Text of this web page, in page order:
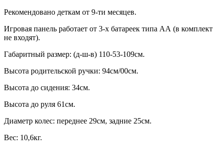
Рекомендовано деткам от 9-ти месяцев.
Игровая панель работает от 3-х батареек типа АА (в комплект
не входят).
Габаритный размер: (д-ш-в) 110-53-109см.
Высота родительской ручки: 94см/00см.
Высота до сидения: 34см.
Высота до руля 61см.
Диаметр колес: переднее 29см, задние 25см.
Вес: 10,6кг.